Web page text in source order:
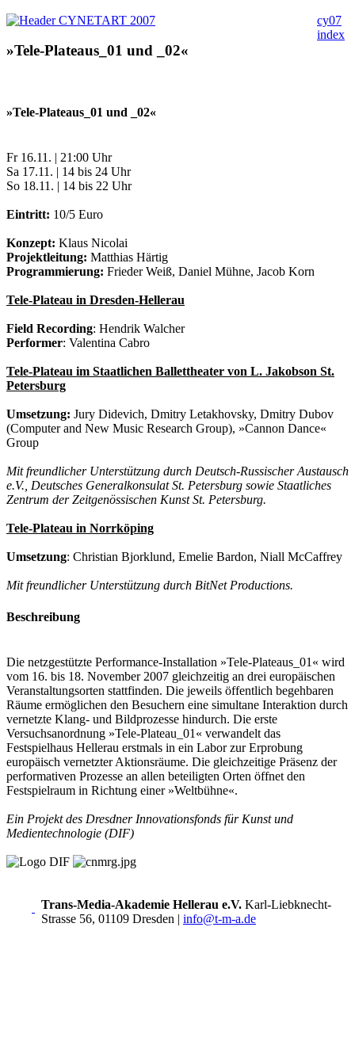
cy07
index
»Tele-Plateaus_01 und _02«
»Tele-Plateaus_01 und _02«
Fr 16.11. | 21:00 Uhr
Sa 17.11. | 14 bis 24 Uhr
So 18.11. | 14 bis 22 Uhr
Eintritt: 10/5 Euro
Konzept: Klaus Nicolai
Projektleitung: Matthias Härtig
Programmierung: Frieder Weiß, Daniel Mühne, Jacob Korn
Tele-Plateau in Dresden-Hellerau
Field Recording: Hendrik Walcher
Performer: Valentina Cabro
Tele-Plateau im Staatlichen Ballettheater von L. Jakobson St.
Petersburg
Umsetzung: Jury Didevich, Dmitry Letakhovsky, Dmitry Dubov
(Computer and New Music Research Group), »Cannon Dance«
Group
Mit freundlicher Unterstützung durch Deutsch-Russischer Austausch
e.V., Deutsches Generalkonsulat St. Petersburg sowie Staatliches
Zentrum der Zeitgenössischen Kunst St. Petersburg.
Tele-Plateau in Norrköping
Umsetzung: Christian Bjorklund, Emelie Bardon, Niall McCaffrey
Mit freundlicher Unterstützung durch BitNet Productions.
Beschreibung
Die netzgestützte Performance-Installation »Tele-Plateaus_01« wird
vom 16. bis 18. November 2007 gleichzeitig an drei europäischen
Veranstaltungsorten stattfinden. Die jeweils öffentlich begehbaren
Räume ermöglichen den Besuchern eine simultane Interaktion durch
vernetzte Klang- und Bildprozesse hindurch. Die erste
Versuchsanordnung »Tele-Plateau_01« verwandelt das
Festspielhaus Hellerau erstmals in ein Labor zur Erprobung
europäisch vernetzter Aktionsräume. Die gleichzeitige Präsenz der
performativen Prozesse an allen beteiligten Orten öffnet den
Festspielraum in Richtung einer »Weltbühne«.
Ein Projekt des Dresdner Innovationsfonds für Kunst und
Medientechnologie (DIF)
Trans-Media-Akademie Hellerau e.V. Karl-Liebknecht-
Strasse 56, 01109 Dresden | info@t-m-a.de